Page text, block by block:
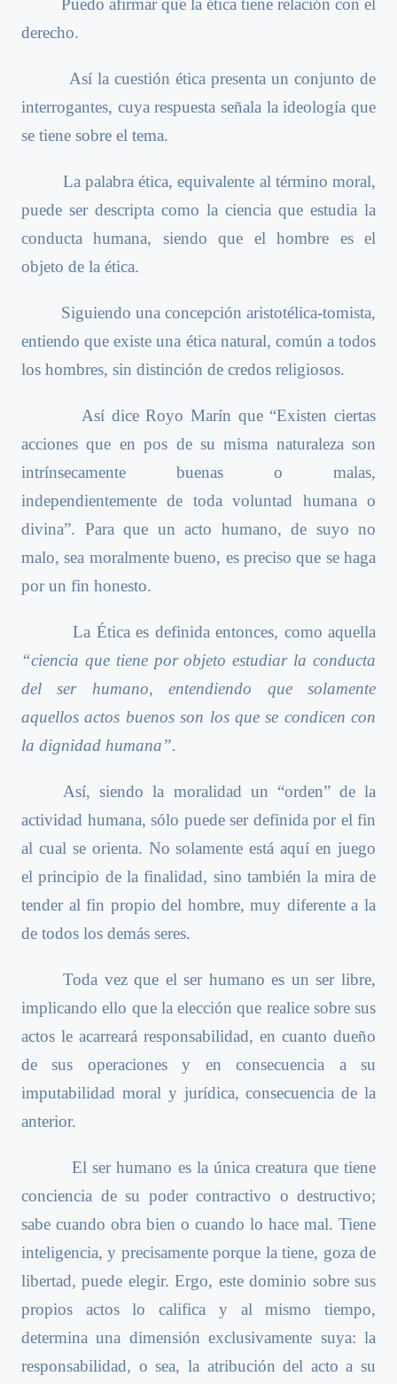
Puedo afirmar que la ética tiene relación con el
derecho.
Así la cuestión ética presenta un conjunto de
interrogantes, cuya respuesta señala la ideología que
se tiene sobre el tema.
La palabra ética, equivalente al término moral,
puede ser descripta como la ciencia que estudia la
conducta humana, siendo que el hombre es el
objeto de la ética.
Siguiendo una concepción aristotélica-tomista,
entiendo que existe una ética natural, común a todos
los hombres, sin distinción de credos religiosos.
Así dice Royo Marín que “Existen ciertas
acciones que en pos de su misma naturaleza son
intrínsecamente buenas o malas,
independientemente de toda voluntad humana o
divina”. Para que un acto humano, de suyo no
malo, sea moralmente bueno, es preciso que se haga
por un fin honesto.
La Ética es definida entonces, como aquella
“ciencia que tiene por objeto estudiar la conducta
del ser humano, entendiendo que solamente
aquellos actos buenos son los que se condicen con
la dignidad humana”.
Así, siendo la moralidad un “orden” de la
actividad humana, sólo puede ser definida por el fin
al cual se orienta. No solamente está aquí en juego
el principio de la finalidad, sino también la mira de
tender al fin propio del hombre, muy diferente a la
de todos los demás seres.
Toda vez que el ser humano es un ser libre,
implicando ello que la elección que realice sobre sus
actos le acarreará responsabilidad, en cuanto dueño
de sus operaciones y en consecuencia a su
imputabilidad moral y jurídica, consecuencia de la
anterior.
El ser humano es la única creatura que tiene
conciencia de su poder contractivo o destructivo;
sabe cuando obra bien o cuando lo hace mal. Tiene
inteligencia, y precisamente porque la tiene, goza de
libertad, puede elegir. Ergo, este dominio sobre sus
propios actos lo califica y al mismo tiempo,
determina una dimensión exclusivamente suya: la
responsabilidad, o sea, la atribución del acto a su